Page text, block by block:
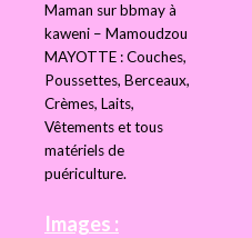
Maman sur bbmay à
kaweni – Mamoudzou
MAYOTTE : Couches,
Poussettes, Berceaux,
Crèmes, Laits,
Vêtements et tous
matériels de
puériculture.
Images :